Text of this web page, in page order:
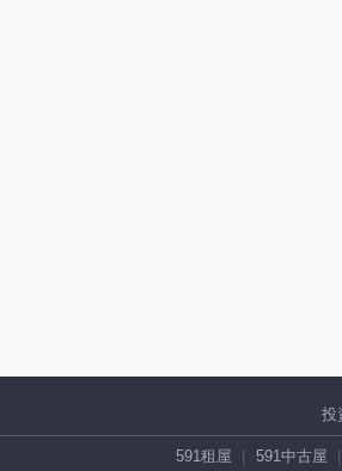
投
591租屋 591中古屋